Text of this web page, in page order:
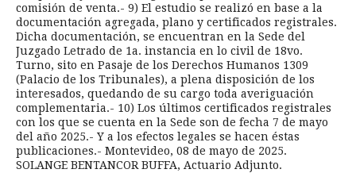
comisión de venta.- 9) El estudio se realizó en base a la
documentación agregada, plano y certificados registrales.
Dicha documentación, se encuentran en la Sede del
Juzgado Letrado de 1a. instancia en lo civil de 18vo.
Turno, sito en Pasaje de los Derechos Humanos 1309
(Palacio de los Tribunales), a plena disposición de los
interesados, quedando de su cargo toda averiguación
complementaria.- 10) Los últimos certificados registrales
con los que se cuenta en la Sede son de fecha 7 de mayo
del año 2025.- Y a los efectos legales se hacen éstas
publicaciones.- Montevideo, 08 de mayo de 2025.
SOLANGE BENTANCOR BUFFA, Actuario Adjunto.